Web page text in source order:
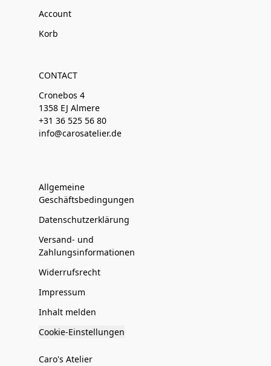
Account
Korb
CONTACT
Cronebos 4
1358 EJ Almere
+31 36 525 56 80
info@carosatelier.de
Allgemeine
Geschäftsbedingungen
Datenschutzerklärung
Versand- und
Zahlungsinformationen
Widerrufsrecht
Impressum
Inhalt melden
Cookie-Einstellungen
Caro's Atelier